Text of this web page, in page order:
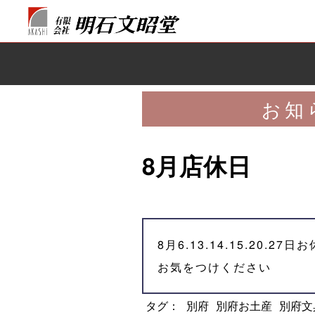
お知
8月店休日
8月6.13.14.15.20.27日お
お気をつけください
タグ： 別府 別府お土産 別府文